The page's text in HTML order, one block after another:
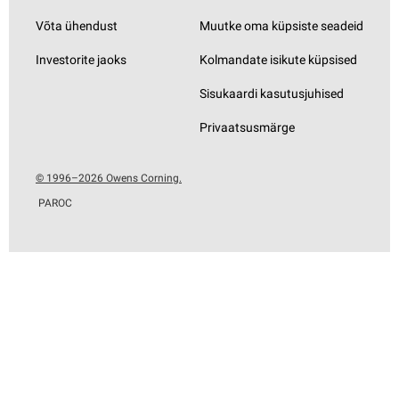
Võta ühendust
Investorite jaoks
Muutke oma küpsiste seadeid
Kolmandate isikute küpsised
Sisukaardi kasutusjuhised
Privaatsusmärge
© 1996–2026 Owens Corning.
PAROC